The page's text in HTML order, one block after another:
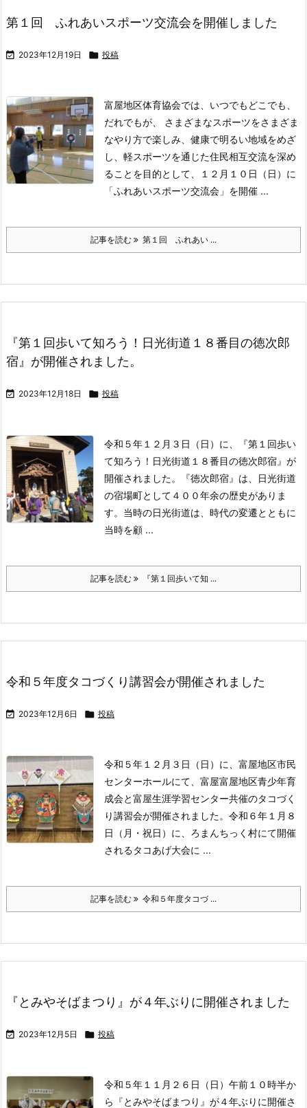
第１回 ふれあいスポーツ交流会を開催しました
 2023年12月19日  投稿
富屋地区体育協会では、いつでもどこでも、
だれでもが、 さまざまなスポーツをさまざま
なやり方で楽しみ、健康で明るい地域をめざ
し、軽スポーツを通じた住民相互交流を深め
ることを目的として、１２月１０日（日）に
「ふれあいスポーツ交流会」を開催 ...
記事を読む 第１回 ふれあい ...
『第１回歩いて知ろう！日光街道１８番目の徳次郎
宿』が開催されました。
 2023年12月18日  投稿
令和５年１２月３日（日）に、『第１回歩い
て知ろう！日光街道１８番目の徳次郎宿』が
開催されました。
『徳次郎宿』は、日光街道
の宿場町として４００年余の歴史がありま
す。 当時の日光街道は、時代の変遷とともに
当時を顧 ...
記事を読む 『第１回歩いて知 ...
令和５年度タコづくり講習会が開催されました
 2023年12月6日  投稿
令和５年１２月３日（日）に、富屋地区市民
センターホールにて、富屋富屋地区青少年育
成会と富屋生涯学習センター共催のタコづく
り講習会が開催されました。 令和６年１月８
日（月・祝日）に、ろまんちっく村にて開催
されるタコあげ大会に ...
記事を読む 令和５年度タコづ ...
『とみやそばまつり』が４年ぶりに開催されました
 2023年12月5日  投稿
令和５年１１月２６日（日）午前１０時半か
ら『とみやそばまつり』が４年ぶりに開催さ